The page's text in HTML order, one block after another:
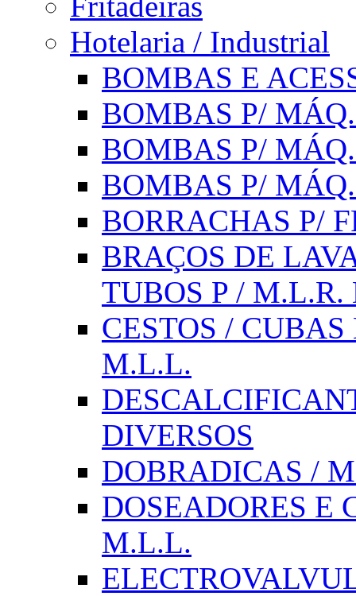
Hotelaria / Industrial
BOMBAS E
BOMBAS P/
BOMBAS P/
BOMBAS P/
BORRACHAS P/
BRAÇOS DE
TUBOS P /
CESTOS /
M.L.L.
DIVERSOS
DOBRADICAS /
DOSEADORES E
M.L.L.